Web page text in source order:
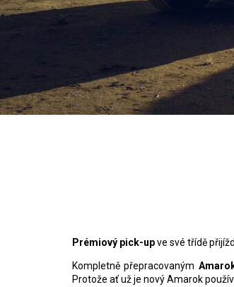
Prémiový pick-upve své třídě
Kompletně přepracovaným
Protože ať už je nový Amarok